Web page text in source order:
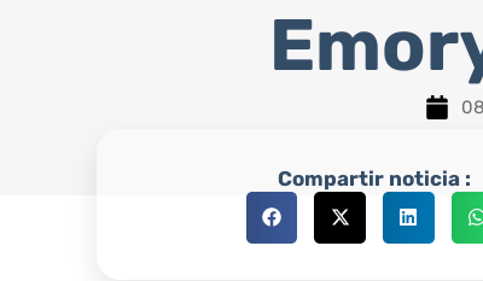
Compartir noticia :